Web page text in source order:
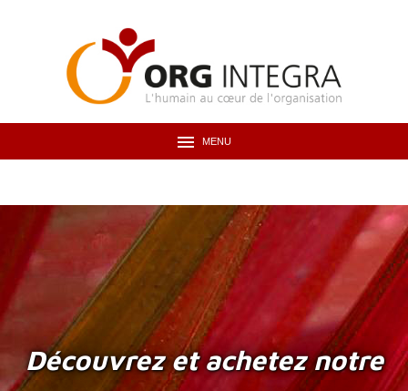
MENU
Découvrez et achetez notre